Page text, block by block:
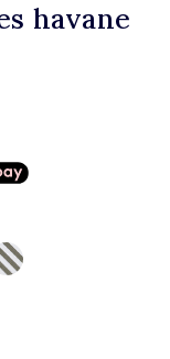
havane